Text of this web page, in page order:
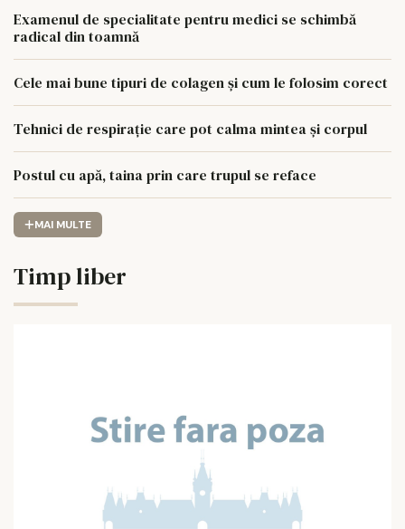
Examenul de specialitate pentru medici se schimbă
radical din toamnă
Cele mai bune tipuri de colagen și cum le folosim corect
Tehnici de respirație care pot calma mintea și corpul
Postul cu apă, taina prin care trupul se reface
MAI MULTE
Timp liber